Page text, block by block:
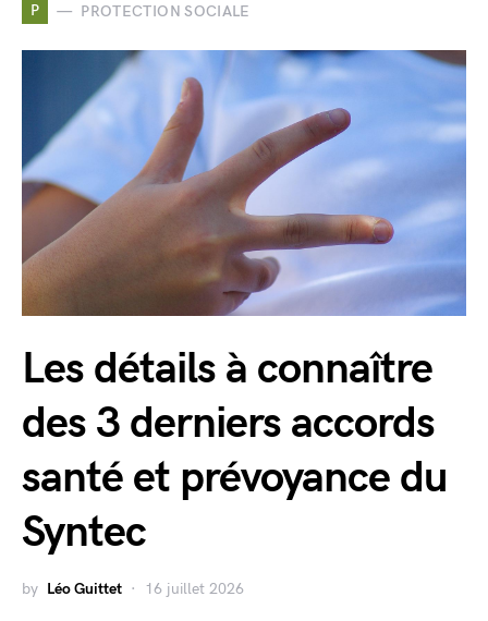
P PROTECTION SOCIALE
Les détails à connaître
des 3 derniers accords
santé et prévoyance du
Syntec
by Léo Guittet 16 juillet 2026